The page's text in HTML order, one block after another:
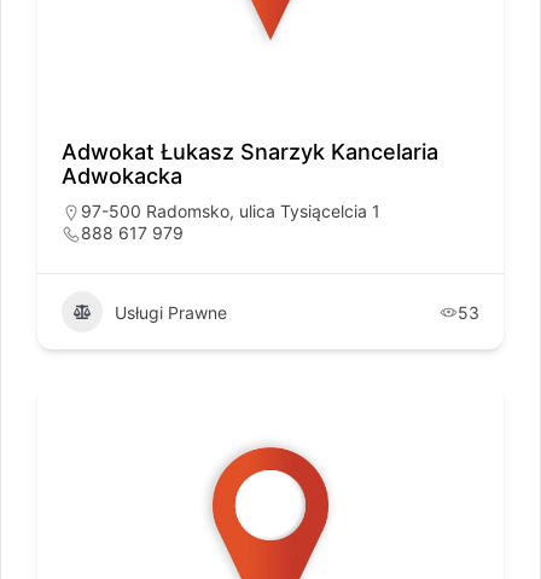
Adwokat Łukasz Snarzyk Kancelaria
Adwokacka
97-500 Radomsko, ulica Tysiącelcia 1
888 617 979
Usługi Prawne 53